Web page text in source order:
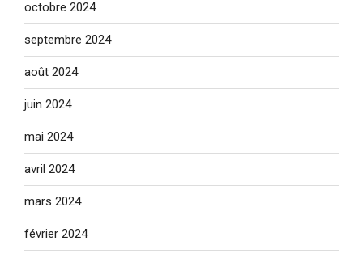
octobre 2024
septembre 2024
août 2024
juin 2024
mai 2024
avril 2024
mars 2024
février 2024